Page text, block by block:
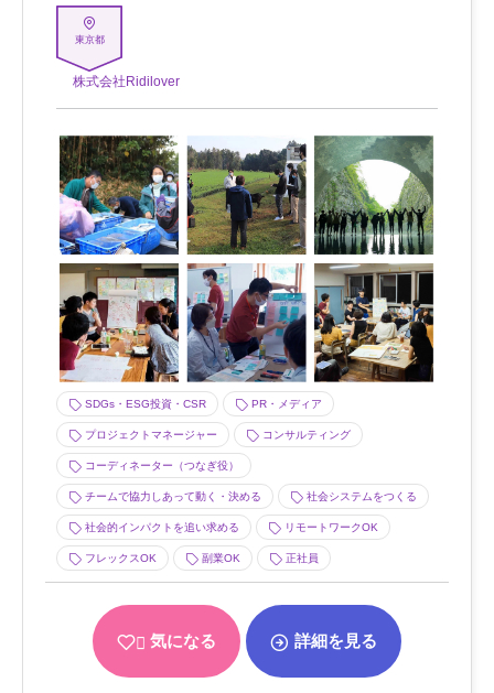
東京都
株式会社Ridilover
SDGs・ESG投資・CSR PR・メディア
プロジェクトマネージャー コンサルティング
コーディネーター（つなぎ役）
チームで協力しあって動く・決める 社会システムをつくる
社会的インパクトを追い求める リモートワークOK
フレックスOK 副業OK 正社員
気になる 詳細を見る